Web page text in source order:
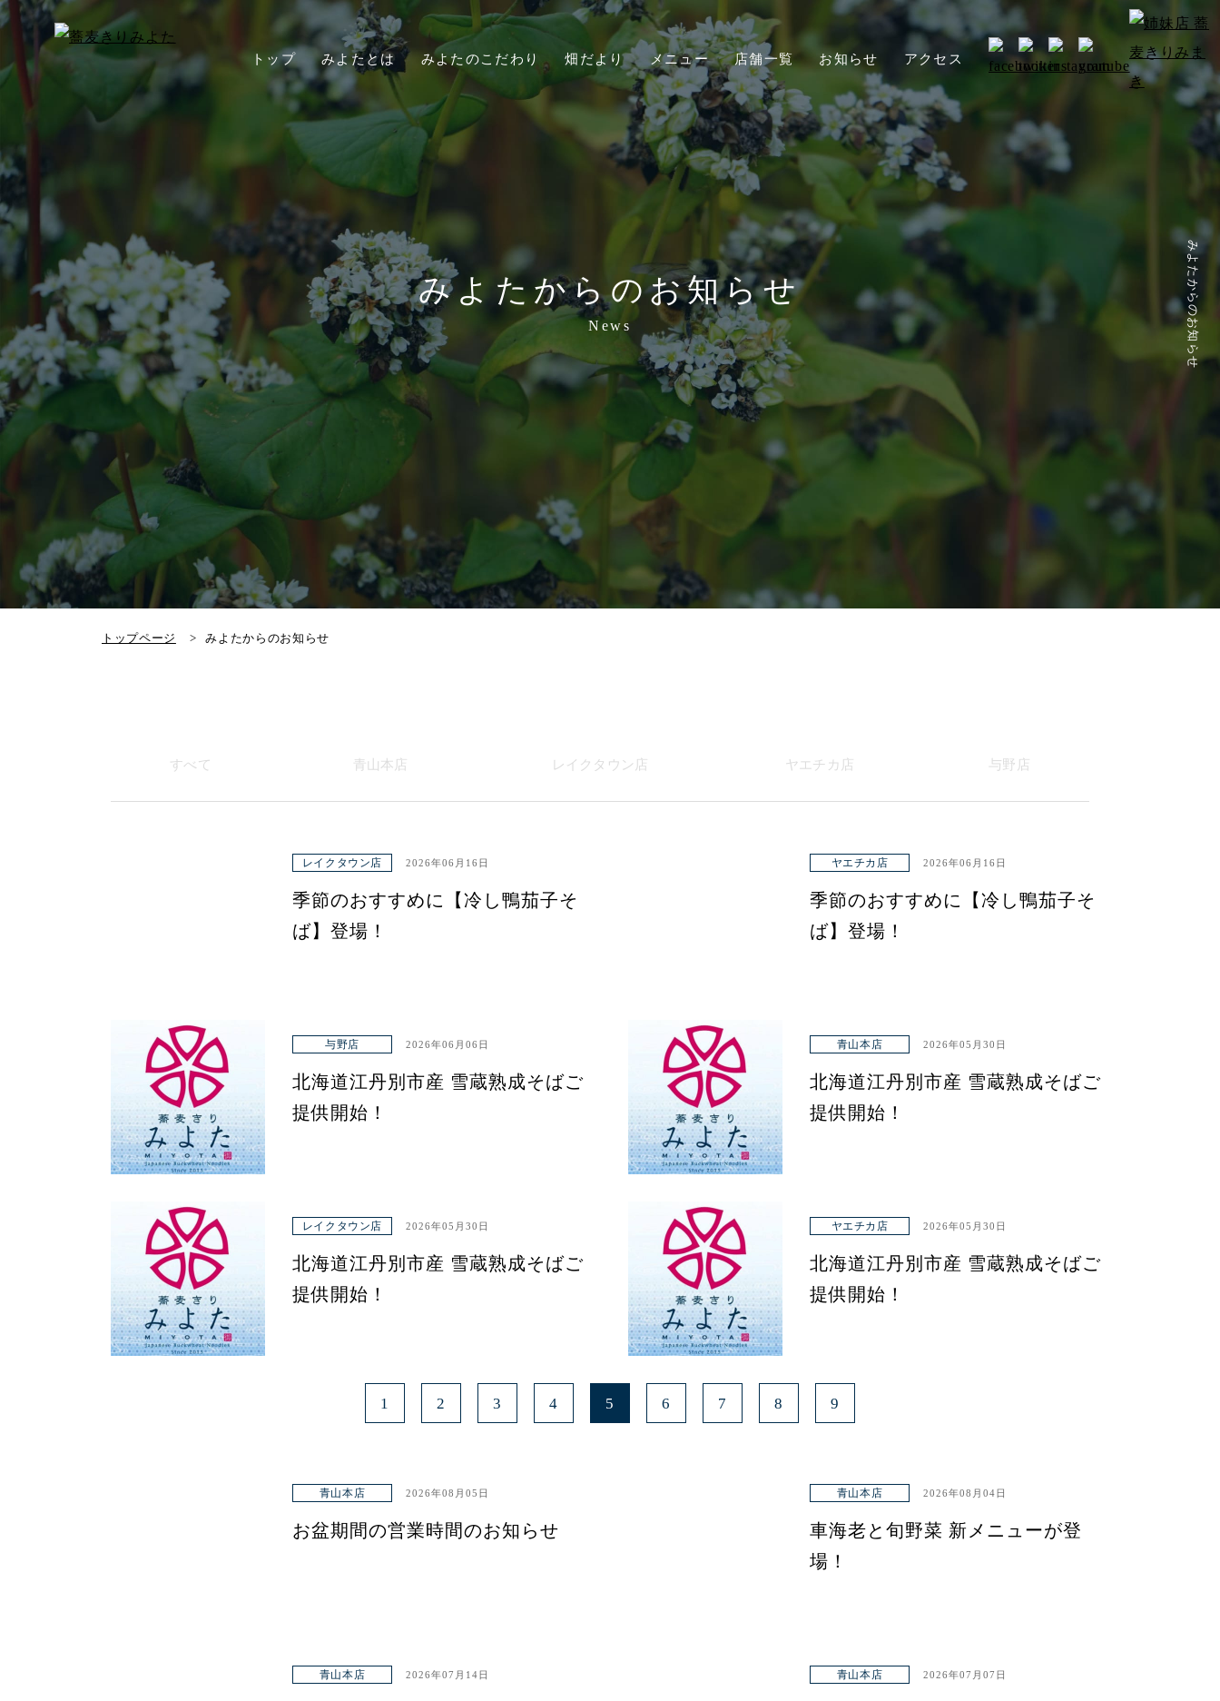
トップ みよたとは みよたのこだわり 畑だより メニュー 店舗一覧 お知らせ アクセス
みよたからのお知らせ
みよたからのお知らせ
News
トップページ みよたからのお知らせ
すべて 青山本店 レイク タウン店 ヤエチカ店 与野店
レイクタウン店 2026年06月16日
季節のおすすめに【冷し鴨茄子そ
ば】登場！
ヤエチカ店 2026年06月16日
季節のおすすめに【冷し鴨茄子そ
ば】登場！
与野店 2026年06月06日
北海道江丹別市産 雪蔵熟成そばご
提供開始！
青山本店 2026年05月30日
北海道江丹別市産 雪蔵熟成そばご
提供開始！
レイクタウン店 2026年05月30日
北海道江丹別市産 雪蔵熟成そばご
提供開始！
ヤエチカ店 2026年05月30日
北海道江丹別市産 雪蔵熟成そばご
提供開始！
1 2 3 4 5 6 7 8 9
青山本店 2026年08月05日
お盆期間の営業時間のお知らせ
青山本店 2026年08月04日
車海老と旬野菜 新メニューが登
場！
青山本店 2026年07月14日 青山本店 2026年07月07日